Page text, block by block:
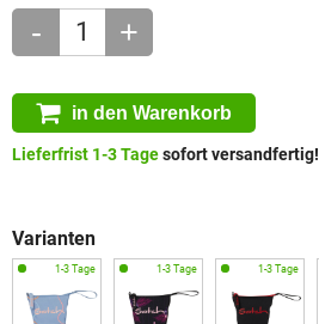
- +
in den Warenkorb
Lieferfrist 1-3 Tagesofort versandfertig!
Varianten